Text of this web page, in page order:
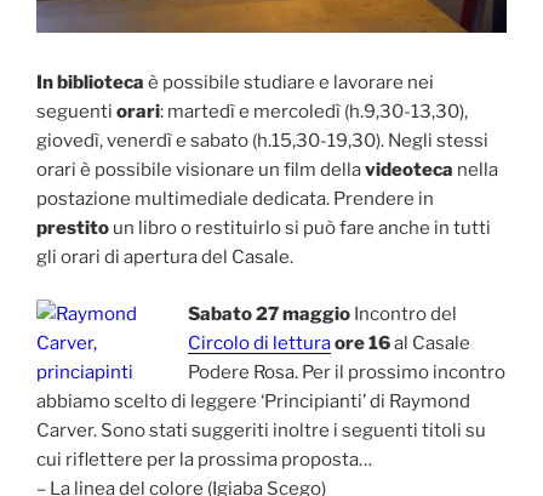
In biblioteca è possibile studiare e lavorare nei
seguenti orari: martedì e mercoledì (h.9,30-13,30),
giovedì, venerdì e sabato (h.15,30-19,30). Negli stessi
orari è possibile visionare un film dellavideoteca nella
postazione multimediale dedicata. Prendere in
prestito un libro o restituirlo si può fare anche in tutti
gli orari di apertura del Casale.
Sabato 27 maggio Incontro del
Circolo di letturaore 16al Casale
Podere Rosa. Per il prossimo incontro
abbiamo scelto di leggere ‘Principianti’ di Raymond
Carver. Sono stati suggeriti inoltre i seguenti titoli su
cui riflettere per la prossima proposta…
– La linea del colore (Igiaba Scego)